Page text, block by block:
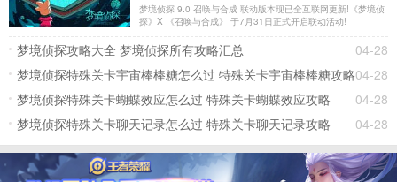
梦境侦探 9.0 召唤与合成 联动版本现已全互联网更新!《梦境侦
探》X 《召唤与合成》 于7月31日正式开启联动活动!
04-28
梦境侦探攻略大全 梦境侦探所有攻略汇总
04-28
梦境侦探特殊关卡宇宙棒棒糖怎么过 特殊关卡宇宙棒棒糖攻略
04-28
梦境侦探特殊关卡蝴蝶效应怎么过 特殊关卡蝴蝶效应攻略
04-28
梦境侦探特殊关卡聊天记录怎么过 特殊关卡聊天记录攻略